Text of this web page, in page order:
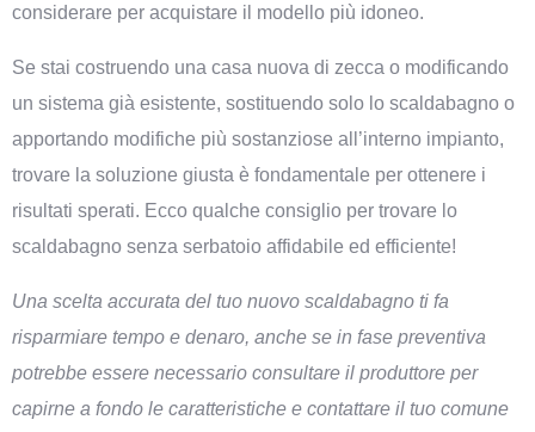
considerare per acquistare il modello più idoneo.
Se stai costruendo una casa nuova di zecca o modificando
un sistema già esistente, sostituendo solo lo scaldabagno o
apportando modifiche più sostanziose all’interno impianto,
trovare la soluzione giusta è fondamentale per ottenere i
risultati sperati. Ecco qualche consiglio per trovare lo
scaldabagno senza serbatoio affidabile ed efficiente!
Una scelta accurata del tuo nuovo scaldabagno ti fa
risparmiare tempo e denaro, anche se in fase preventiva
potrebbe essere necessario consultare il produttore per
capirne a fondo le caratteristiche e contattare il tuo comune